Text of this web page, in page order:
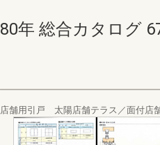
80年 総合カタログ
店舗用引戸 太陽店舗テラス／面付店